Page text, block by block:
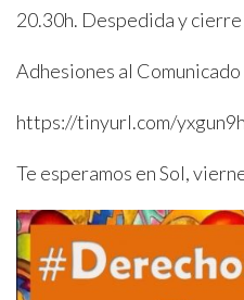
20.30h. Despedida y cierre
Adhesiones al Comunicado
https://tinyurl.com/
Te esperamos en Sol,